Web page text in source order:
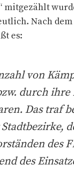
mitgezählt
Nach
es:
von
durch
Das traf
des
des